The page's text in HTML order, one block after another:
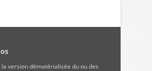
la version dématérialisée du ou des